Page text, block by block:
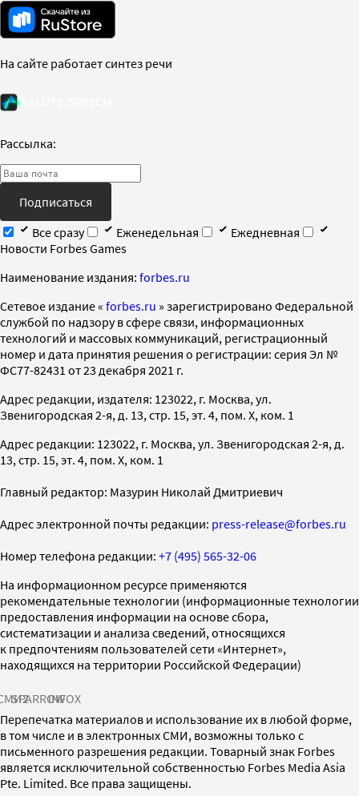
На сайте работает синтез речи
Рассылка:
Подписаться
Все сразу
Еженедельная
Ежедневная
Новости Forbes Games
Наименование издания: forbes.ru
Cетевое издание « forbes.ru » зарегистрировано Федеральной
службой по надзору в сфере связи, информационных
технологий и массовых коммуникаций, регистрационный
номер и дата принятия решения о регистрации: серия Эл №
ФС77-82431 от 23 декабря 2021 г.
Адрес редакции, издателя: 123022, г. Москва, ул.
Звенигородская 2-я, д. 13, стр. 15, эт. 4, пом. X, ком. 1
Адрес редакции: 123022, г. Москва, ул. Звенигородская 2-я, д.
13, стр. 15, эт. 4, пом. X, ком. 1
Главный редактор: Мазурин Николай Дмитриевич
Адрес электронной почты редакции: press-release@forbes.ru
Номер телефона редакции: +7 (495) 565-32-06
На информационном ресурсе применяются
рекомендательные технологии (информационные технологии
предоставления информации на основе сбора,
систематизации и анализа сведений, относящихся
к предпочтениям пользователей сети «Интернет»,
находящихся на территории Российской Федерации)
SPARROWINFOX
Перепечатка материалов и использование их в любой форме,
в том числе и в электронных СМИ, возможны только с
письменного разрешения редакции. Товарный знак Forbes
является исключительной собственностью Forbes Media Asia
Pte. Limited. Все права защищены.